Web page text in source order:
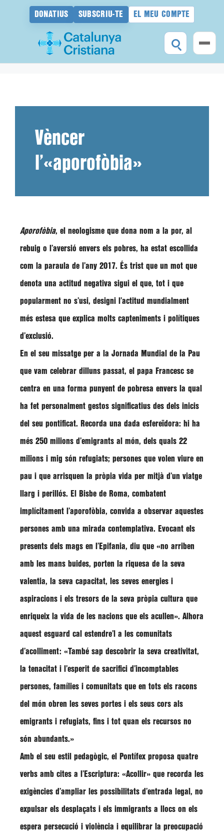
DONATIUS SUBSCRIU-TE EL MEU COMPTE
Vèncer
l’«aporofòbia»
Aporofòbia, el neologisme que dona nom a la por, al
rebuig o l’aversió envers els pobres, ha estat escollida
com la paraula de l’any 2017. És trist que un mot que
denota una actitud negativa sigui el que, tot i que
popularment no s’usi, designi l’actitud mundialment
més estesa que explica molts capteniments i polítiques
d’exclusió.
En el seu missatge per a la Jornada Mundial de la Pau
que vam celebrar dilluns passat, el papa Francesc se
centra en una forma punyent de pobresa envers la qual
ha fet personalment gestos significatius des dels inicis
del seu pontificat. Recorda una dada esfereïdora: hi ha
més 250 milions d’emigrants al món, dels quals 22
milions i mig són refugiats; persones que volen viure en
pau i que arrisquen la pròpia vida per mitjà d’un viatge
llarg i perillós. El Bisbe de Roma, combatent
implícitament l’aporofòbia, convida a observar aquestes
persones amb una mirada contemplativa. Evocant els
presents dels mags en l’Epifania, diu que «no arriben
amb les mans buides, porten la riquesa de la seva
valentia, la seva capacitat, les seves energies i
aspiracions i els tresors de la seva pròpia cultura que
enriqueix la vida de les nacions que els acullen». Alhora
aquest esguard cal estendre’l a les comunitats
d’acolliment: «També sap descobrir la seva creativitat,
la tenacitat i l’esperit de sacrifici d’incomptables
persones, famílies i comunitats que en tots els racons
del món obren les seves portes i els seus cors als
emigrants i refugiats, fins i tot quan els recursos no
són abundants.»
Amb el seu estil pedagògic, el Pontífex proposa quatre
verbs amb cites a l’Escriptura: «Acollir» que recorda les
exigències d’ampliar les possibilitats d’entrada legal, no
expulsar els desplaçats i els immigrants a llocs on els
espera persecució i violència i equilibrar la preocupació